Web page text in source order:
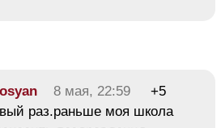
8 мая, 22:59
+5
раз.раньше моя школа